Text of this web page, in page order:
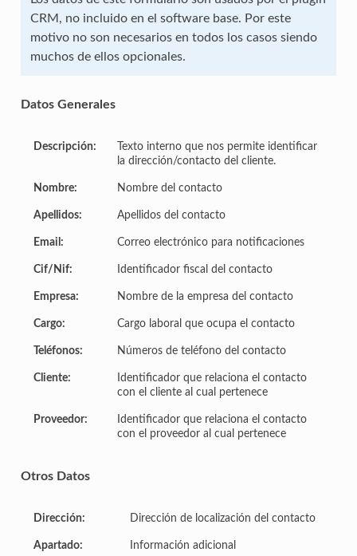
CRM, no incluido en el software base. Por este
motivo no son necesarios en todos los casos siendo
muchos de ellos opcionales.
Datos Generales
Descripción:
Texto interno que nos permite identificar
la dirección/contacto del cliente.
Nombre: Nombre del contacto
Apellidos: Apellidos del contacto
Email: Correo electrónico para notificaciones
Cif/Nif: Identificador fiscal del contacto
Empresa: Nombre de la empresa del contacto
Cargo: Cargo laboral que ocupa el contacto
Teléfonos: Números de teléfono del contacto
Cliente:
Identificador que relaciona el contacto
con el cliente al cual pertenece
Proveedor:
Identificador que relaciona el contacto
con el proveedor al cual pertenece
Otros Datos
Dirección: Dirección de localización del contacto
Apartado: Información adicional